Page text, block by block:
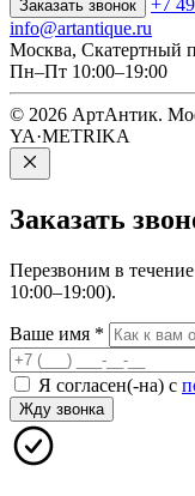
Заказать звонок +7
info@artantique.ru
Москва, Скатертный
Пн–Пт 10:00–19:00
© 2026 АртАнтик.
YA·METRIKA
Заказать
Перезвоним в
10:00–19:00).
Ваше имя *
Я согласен(-на) с
Жду звонка